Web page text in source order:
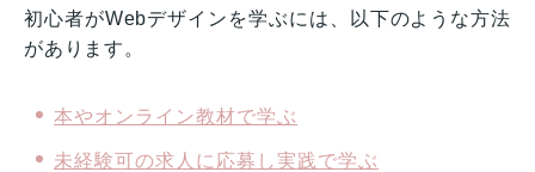
初心者がWebデザインを学ぶには、以下のような方法
があります。
本やオンライン教材で学ぶ
未経験可の求人に応募し実践で学ぶ